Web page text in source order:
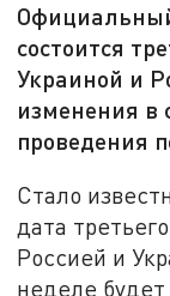
состоится
Украиной и
изменения в
проведения
Стало
дата
Россией и
неделе будет